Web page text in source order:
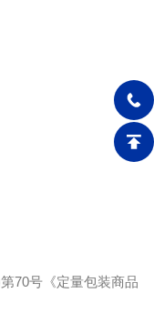
70号《定量包装商品